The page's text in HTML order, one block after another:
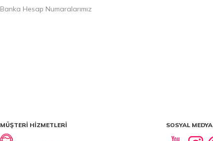
Banka Hesap Numaralarımız
MÜŞTERI HIZMETLERI SOSYAL MEDYA